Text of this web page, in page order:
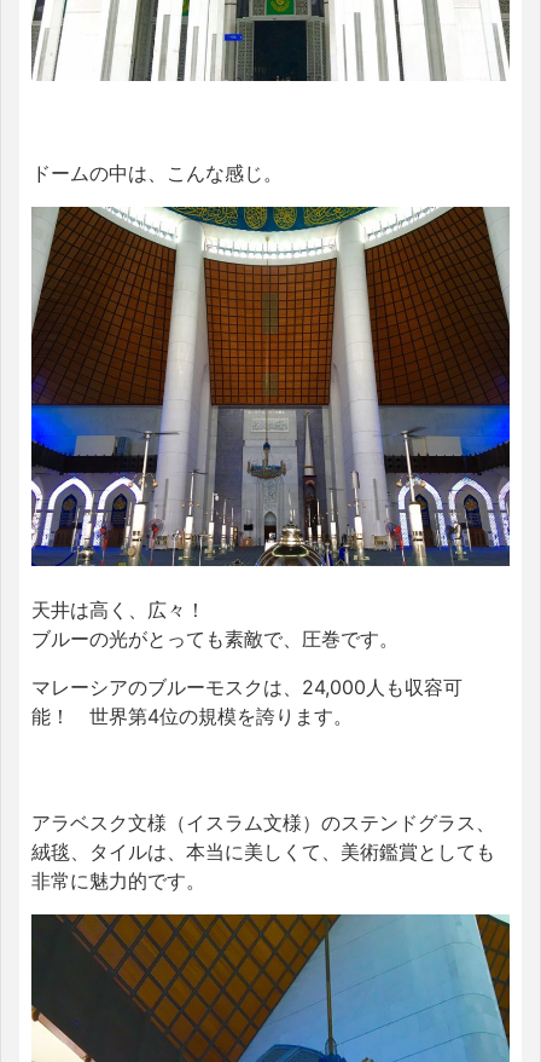
ドームの中は、こんな感じ。
天井は高く、広々！
ブルーの光がとっても素敵で、圧巻です。
マレーシアのブルーモスクは、24,000人も収容可
能！ 世界第4位の規模を誇ります。
アラベスク文様（イスラム文様）のステンドグラス、
絨毯、タイルは、本当に美しくて、美術鑑賞としても
非常に魅力的です。